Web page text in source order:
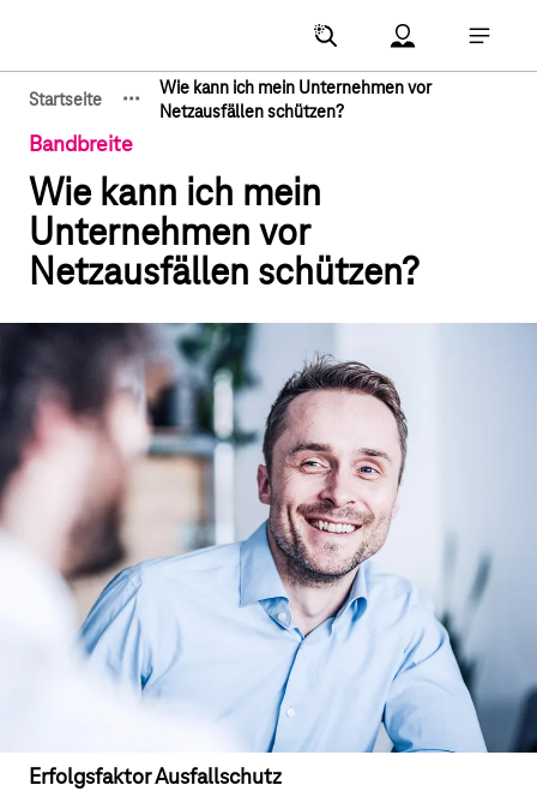
Account Menu
Startseite
Zeige verborgene Breadcrumb-Elemente
···
Wie kann ich mein Unternehmen vor
Netzausfällen schützen?
Bandbreite
Wie kann ich mein
Unternehmen vor
Netzausfällen schützen?
Erfolgsfaktor Ausfallschutz